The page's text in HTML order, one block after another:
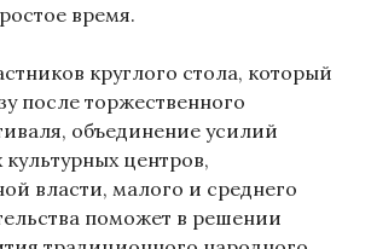
время.
круглого стола, который
после торжественного
объединение усилий
центров,
власти, малого и среднего
поможет в решении